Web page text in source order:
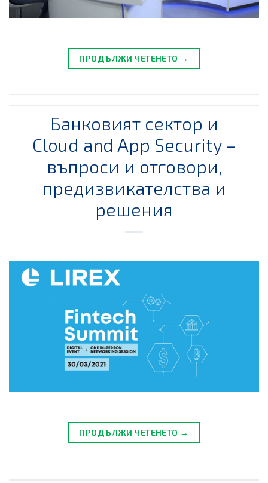
ПРОДЪЛЖИ ЧЕТЕНЕТО →
Банковият сектор и
Cloud and App Security –
въпроси и отговори,
предизвикателства и
решения
ПРОДЪЛЖИ ЧЕТЕНЕТО →